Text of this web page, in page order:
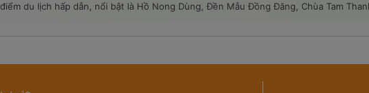
du lịch hấp dẫn, nổi bật là Hồ Nong Dùng, Đền Mẫu Đồng Đăng, Chùa Tam